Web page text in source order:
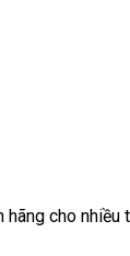
cho nhiều